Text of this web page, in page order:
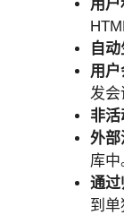
用户
自
用
发会
非
外部
库中
通过
到